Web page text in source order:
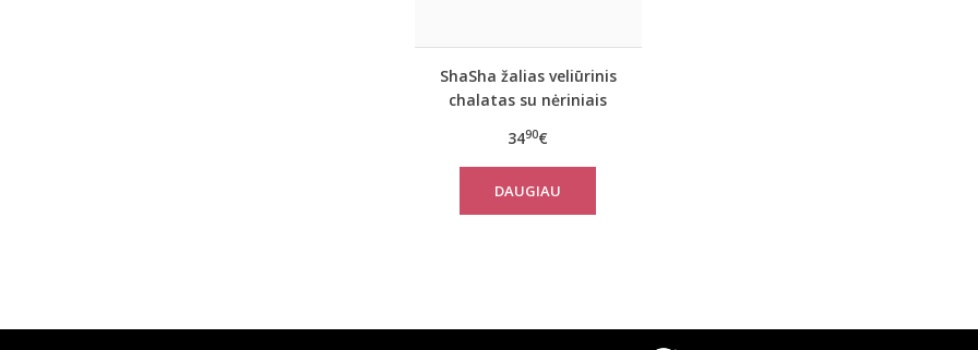
ShaSha žalias veliūrinis
chalatas su nėriniais
3490€
DAUGIAU